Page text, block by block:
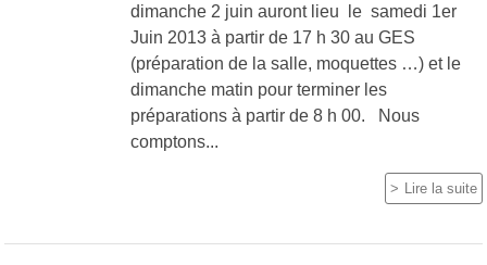
dimanche 2 juin auront lieu le samedi 1er
Juin 2013 à partir de 17 h 30 au GES
(préparation de la salle, moquettes …) et le
dimanche matin pour terminer les
préparations à partir de 8 h 00. Nous
comptons...
Lire la suite